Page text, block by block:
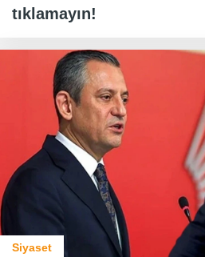
tıklamayın!
Siyaset